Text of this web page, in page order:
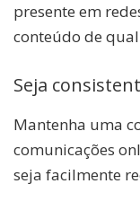
presente em
conteúdo de
Seja
Mantenha uma
comunicações
seja facilmente